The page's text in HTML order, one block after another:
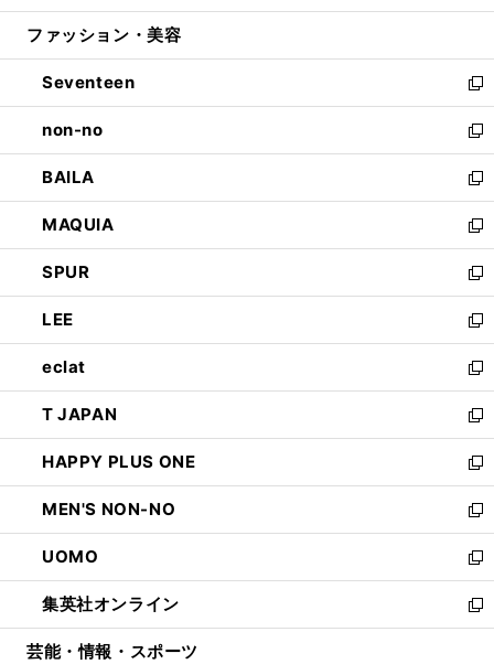
開
ウ
開
く
ン
ウ
で
開
く
ウ
ン
ド
ウ
で
開
く
ファッション・美容
Seventeen
新
し
い
ウ
ィ
ン
ド
ウ
で
開
く
non-no
新
し
い
ウ
ィ
ン
ド
ウ
で
開
く
BAILA
新
し
い
ウ
ィ
ン
ド
ウ
で
開
く
MAQUIA
新
し
い
ウ
ィ
ン
ド
ウ
で
開
く
SPUR
新
し
い
ウ
ィ
ン
ド
ウ
で
開
く
LEE
新
し
い
ウ
ィ
ン
ド
ウ
で
開
く
eclat
新
し
い
ウ
ィ
ン
ド
ウ
で
開
く
T JAPAN
新
し
い
ウ
ィ
ン
ド
ウ
で
開
HAPPY PLUS ONE
新
し
い
ウ
ィ
ン
ド
ウ
MEN'S NON-NO
新
し
い
ウ
ィ
ン
UOMO
新
し
い
ウ
集英社オンライン
新
し
芸能・情報・スポーツ